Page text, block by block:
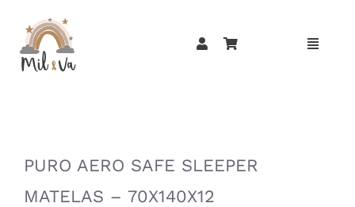
contenu
PURO AERO SAFE SLEEPER
MATELAS – 70X140X12